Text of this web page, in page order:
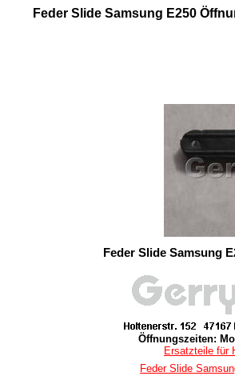
Feder Slide Samsung E250
Feder Slide Samsung
Öffnungszeiten:
Ersatzteile für
Feder Slide